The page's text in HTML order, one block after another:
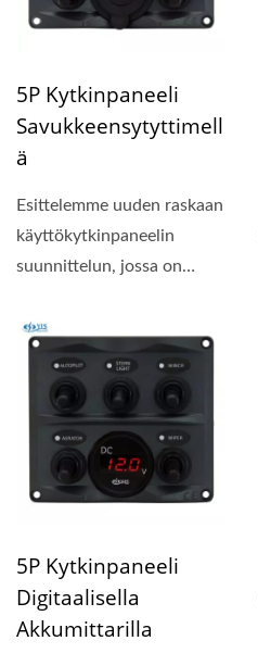
5P Kytkinpaneeli
Savukkeensytyttimell
Ä
Esittelemme uuden raskaan
käyttökytkinpaneelin
suunnittelun, jossa on
5P Kytkinpaneeli
Digitaalisella
Akkumittarilla